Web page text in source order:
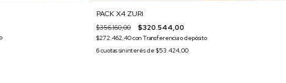
PACK X4 ZURI
$356.160,00 $320.544,00
$272.462,40conTransferencia o depósito
6cuotas sin interés de$53.424,00